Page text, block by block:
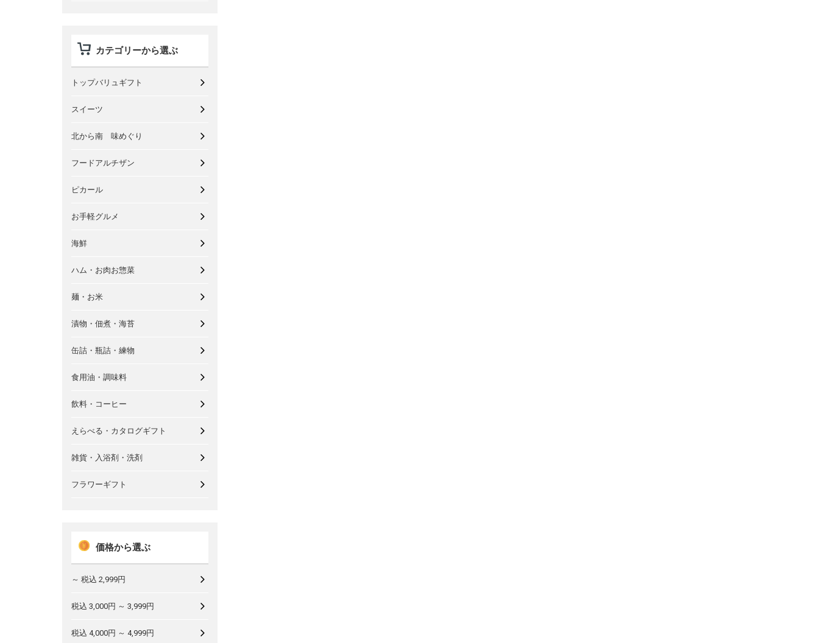
カテゴリーから選ぶ
トップバリュギフト
スイーツ
北から南 味めぐり
フードアルチザン
ピカール
お手軽グルメ
海鮮
ハム・お肉お惣菜
麺・お米
漬物・佃煮・海苔
缶詰・瓶詰・練物
食用油・調味料
飲料・コーヒー
えらべる・カタログギフト
雑貨・入浴剤・洗剤
フラワーギフト
価格から選ぶ
～ 税込 2,999円
税込 3,000円 ～ 3,999円
税込 4,000円 ～ 4,999円